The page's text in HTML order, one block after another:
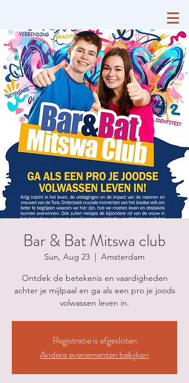
Bar & Bat Mitswa club
Sun, Aug 23
  |
Amsterdam
Ontdek de betekenis en vaardigheden
achter je mijlpaal en ga als een pro je joods
volwassen leven in.
Registratie is afgesloten
Andere evenementen bekijken